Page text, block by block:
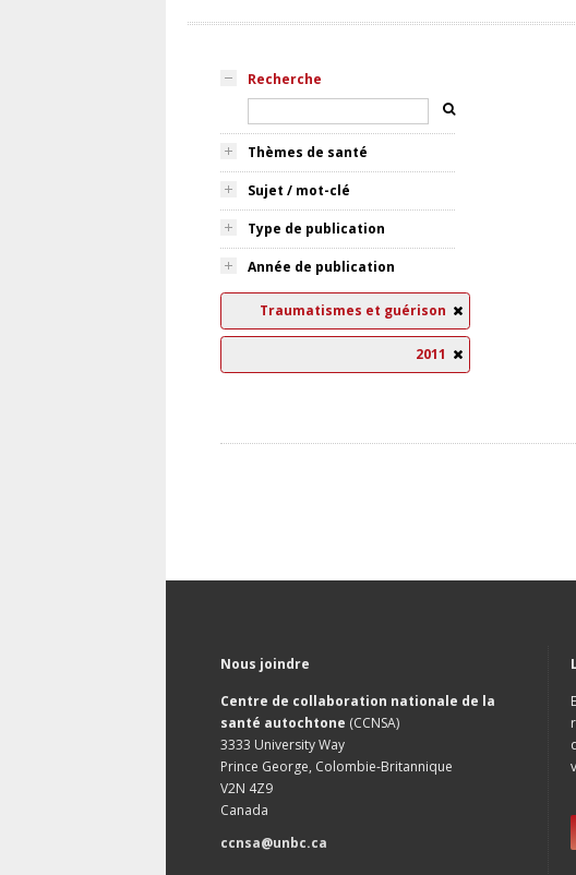
Recherche
Thèmes de santé
Sujet / mot-clé
Type de publication
Année de publication
Traumatismes et guérison
2011
Nous joindre
Centre de collaboration nationale de la
santé autochtone (CCNSA)
3333 University Way
Prince George, Colombie-Britannique
V2N 4Z9
Canada
ccnsa@unbc.ca